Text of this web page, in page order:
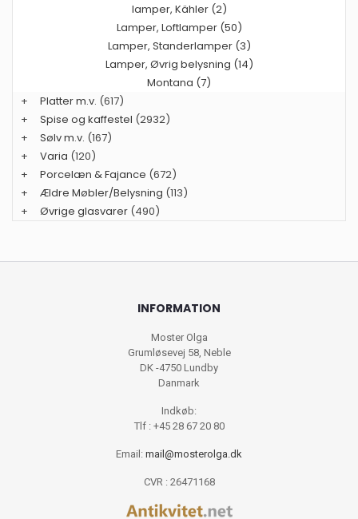
lamper, Kähler (2)
Lamper, Loftlamper (50)
Lamper, Standerlamper (3)
Lamper, Øvrig belysning (14)
Montana (7)
+
Platter m.v. (617)
+
Spise og kaffestel (2932)
+
Sølv m.v. (167)
+
Varia (120)
+
Porcelæn & Fajance (672)
+
Ældre Møbler/Belysning (113)
+
Øvrige glasvarer (490)
INFORMATION
Moster Olga
Grumløsevej 58, Neble
DK -4750 Lundby
Danmark
Indkøb:
Tlf : +45 28 67 20 80
Email: mail@mosterolga.dk
CVR : 26471168